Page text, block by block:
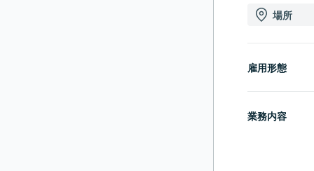
場所
雇用形態
業務内容